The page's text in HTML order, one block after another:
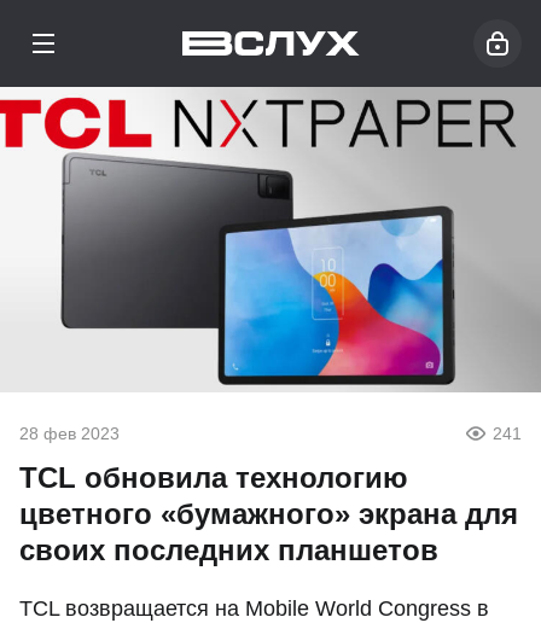
28 фев 2023 241
TCL обновила технологию
цветного «бумажного» экрана для
своих последних планшетов
TCL возвращается на Mobile World Congress в